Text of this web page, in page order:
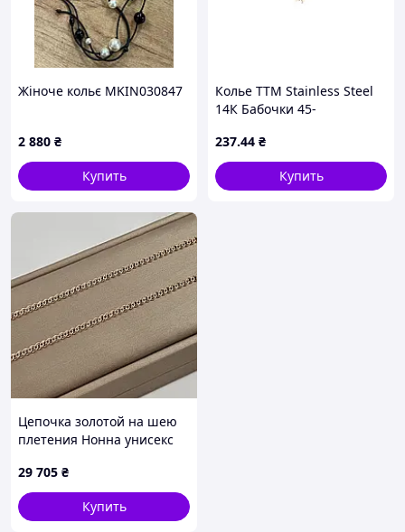
Жіноче кольє MKIN030847
2 880 ₴
Купить
Колье ТТМ Stainless Steel
14К Бабочки 45-
XUPING
237.44 ₴
Купить
Цепочка золотой на шею
плетения Нонна унисекс
29 705 ₴
Купить